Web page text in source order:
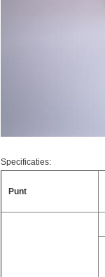
Specificaties:
Punt